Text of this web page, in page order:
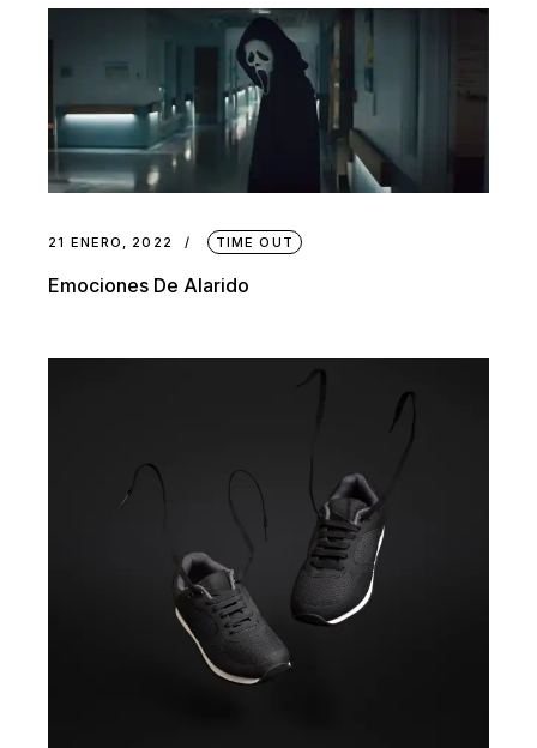
21 ENERO, 2022 TIME OUT
Emociones De Alarido